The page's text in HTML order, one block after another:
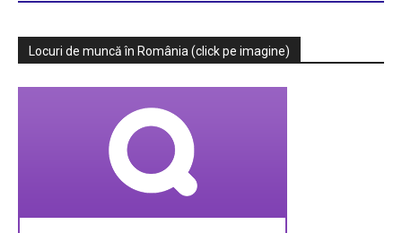
Locuri de muncă în România (click pe imagine)